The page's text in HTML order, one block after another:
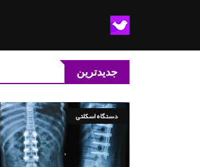
جدیدترین
دستگاه اسکلتی